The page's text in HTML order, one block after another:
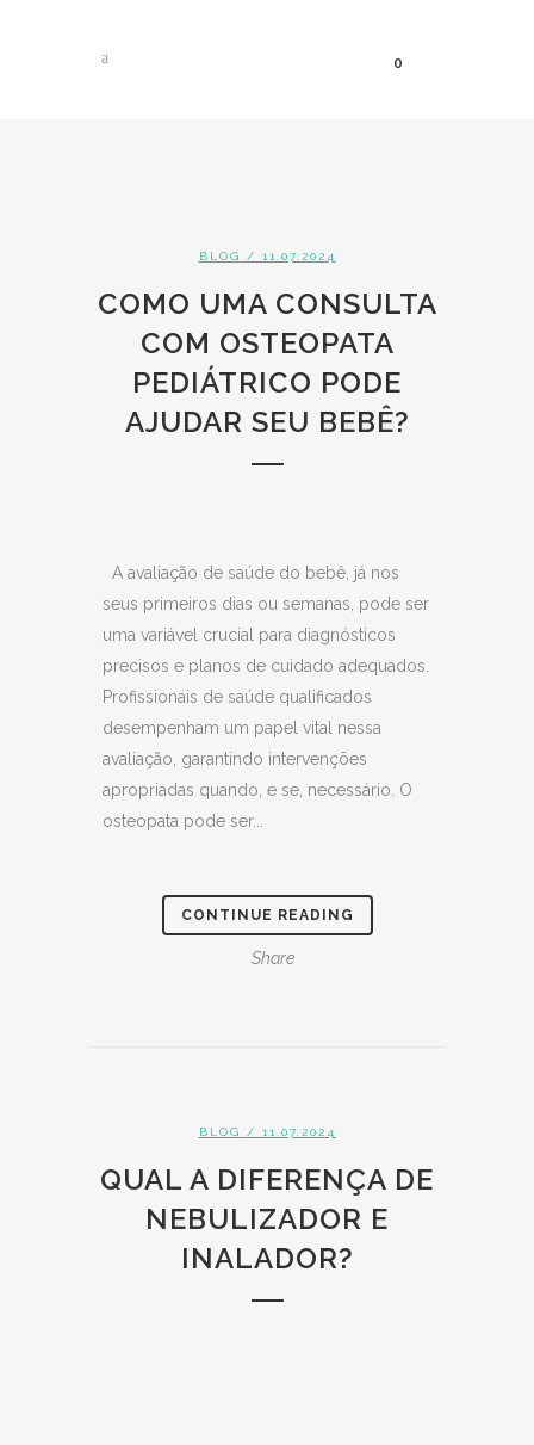
0
BLOG / 11.07.2024
COMO UMA CONSULTA
COM OSTEOPATA
PEDIÁTRICO PODE
AJUDAR SEU BEBÊ?
A avaliação de saúde do bebê, já nos
seus primeiros dias ou semanas, pode ser
uma variável crucial para diagnósticos
precisos e planos de cuidado adequados.
Profissionais de saúde qualificados
desempenham um papel vital nessa
avaliação, garantindo intervenções
apropriadas quando, e se, necessário. O
osteopata pode ser...
CONTINUE READING
Share
BLOG / 11.07.2024
QUAL A DIFERENÇA DE
NEBULIZADOR E
INALADOR?